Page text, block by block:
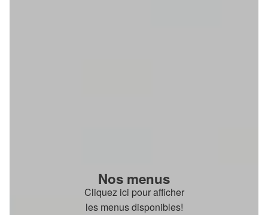
Nos menus
Cliquez ici pour afficher
les menus disponibles!